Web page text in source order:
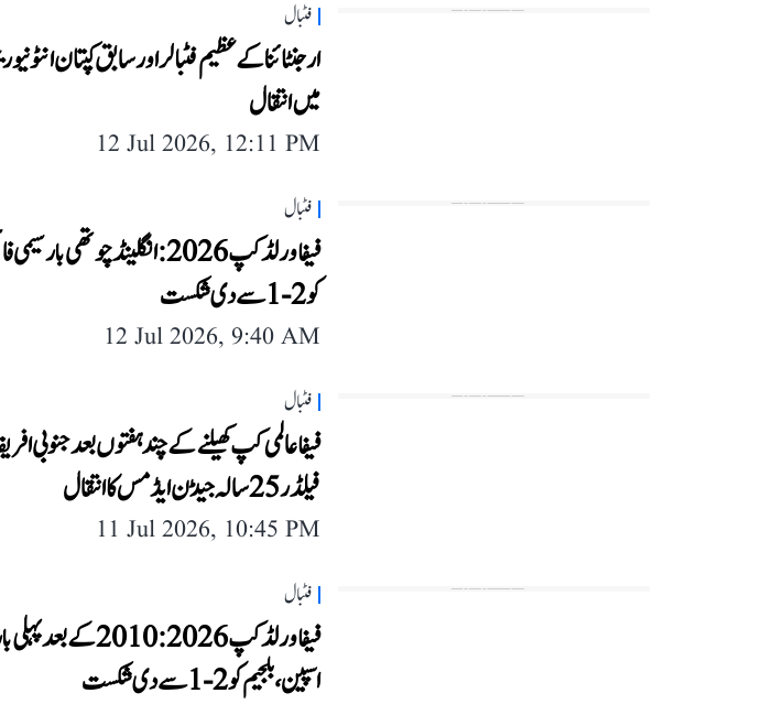
فٹبال
میں انتقال
12 Jul 2026, 12:11 PM
فٹبال
فیفا ورلڈ کپ 2026: انگلینڈ
کو 2-1 سے دی شکست
12 Jul 2026, 9:40 AM
فٹبال
فیفا عالمی کپ کھیلنے کے چند ہفتوں بعد جنوبی
فیلڈر 25 سالہ جیڈن ایڈمس کا انتقال
11 Jul 2026, 10:45 PM
فٹبال
فیفا ورلڈ کپ 2026:
اسپین، بلجیم کو 2-1 سے دی شکست